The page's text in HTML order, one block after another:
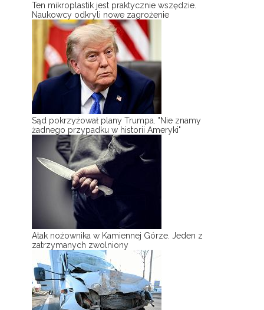
Ten mikroplastik jest praktycznie wszędzie.
Naukowcy odkryli nowe zagrożenie
Sąd pokrzyżował plany Trumpa. "Nie znamy
żadnego przypadku w historii Ameryki"
Atak nożownika w Kamiennej Górze. Jeden z
zatrzymanych zwolniony